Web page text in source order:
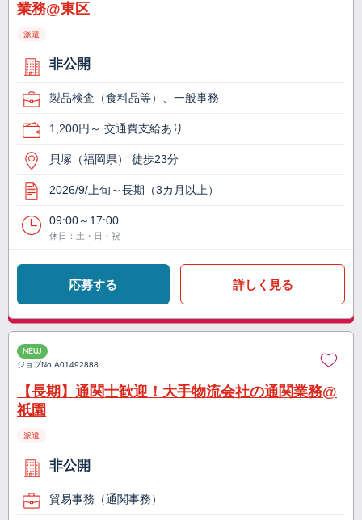
業務@東区
派遣
非公開
製品検査（食料品等）、一般事務
1,200円～ 交通費支給あり
貝塚（福岡県） 徒歩23分
2026/9/上旬～長期（3カ月以上）
09:00～17:00
休日：土・日・祝
応募する 詳しく見る
NEW
ジョブNo.A01492888
【長期】通関士歓迎！大手物流会社の通関業務@
祇園
派遣
非公開
貿易事務（通関事務）